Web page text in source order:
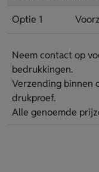
Optie 1
Neem contact op
bedrukkingen.
Verzending binnen
drukproef.
Alle genoemde